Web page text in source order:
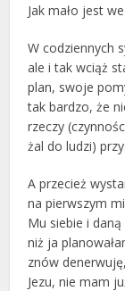
Jak mało jest
W codziennych
ale i tak wciąż
plan, swoje
tak bardzo, że
rzeczy
żal do ludzi)
A przecież
na pierwszym
Mu siebie i
niż ja
znów
Jezu, nie mam